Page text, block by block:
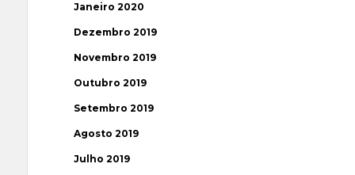
Janeiro 2020
Dezembro 2019
Novembro 2019
Outubro 2019
Setembro 2019
Agosto 2019
Julho 2019